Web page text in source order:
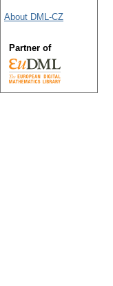
About DML-CZ
Partner of